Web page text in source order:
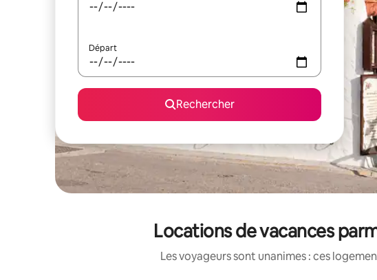
Départ
Rechercher
Locations de vacances
Les voyageurs sont unanimes : ces